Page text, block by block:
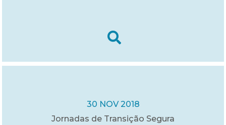
30 NOV 2018
Jornadas de Transição Segura